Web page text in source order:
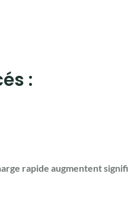
:
rapide augmentent